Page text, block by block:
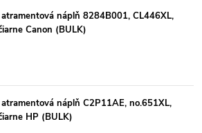
atramentová náplň 8284B001, CL446XL,
Canon (BULK)
náplň C2P11AE, no.651XL,
HP (BULK)